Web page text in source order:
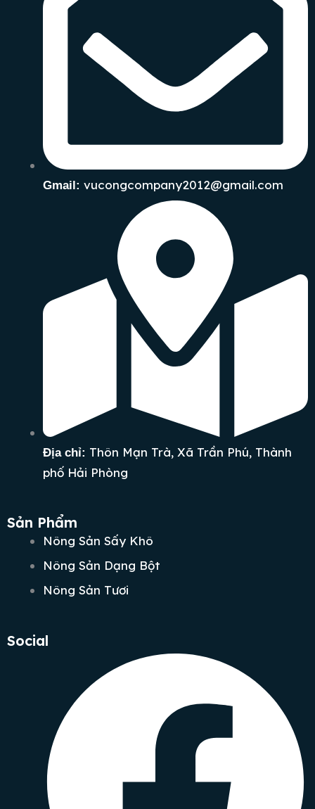
Gmail: vucongcompany2012@gmail.com
Địa chỉ: Thôn Mạn Trà, Xã Trần Phú, Thành
phố Hải Phòng
Sản Phẩm
Nông Sản Sấy Khô
Nông Sản Dạng Bột
Nông Sản Tươi
Social